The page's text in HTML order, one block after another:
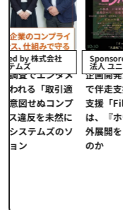
Sponsored by 公益財団
法人 ユニジャパン
企画開発から海外展開ま
で伴走支援。長編アニメ
支援「Film Frontier」
は、『ホウセンカ』の海
外展開をどう加速させた
のか